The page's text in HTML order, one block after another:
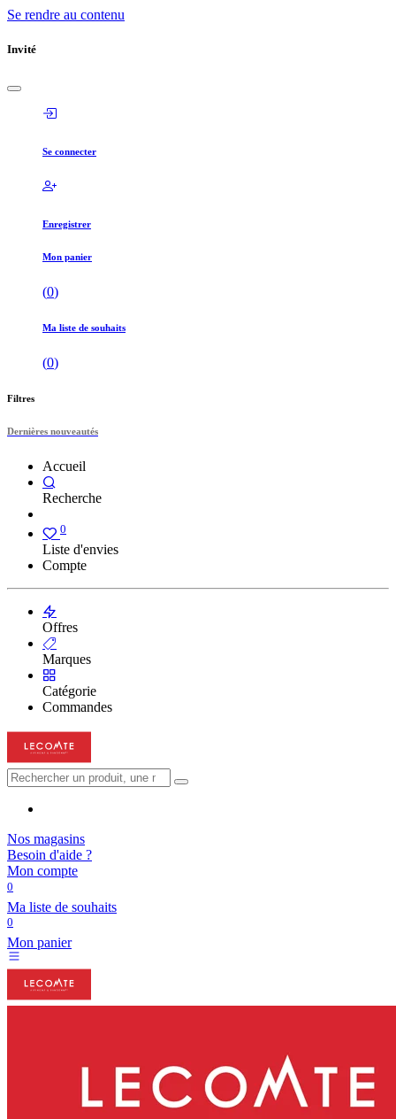
Se rendre au contenu
Invité
Se connecter
Enregistrer
Mon panier
(0)
Ma liste de souhaits
(0)
Filtres
Dernières nouveautés
Accueil
Recherche
0
Liste d'envies
Compte
Offres
Marques
Catégorie
Commandes
Nos magasins
Besoin d'aide ?
Mon compte
0
Ma liste de souhaits
0
Mon panier